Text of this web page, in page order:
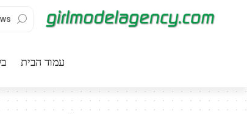
עמוד הבית